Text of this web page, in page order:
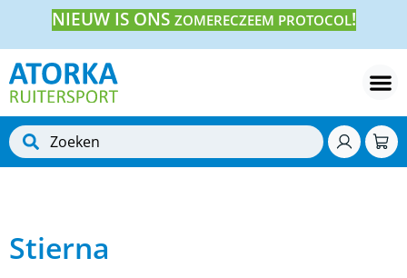
NIEUW IS ONS ZOMERECZEEM PROTOCOL!
Stierna